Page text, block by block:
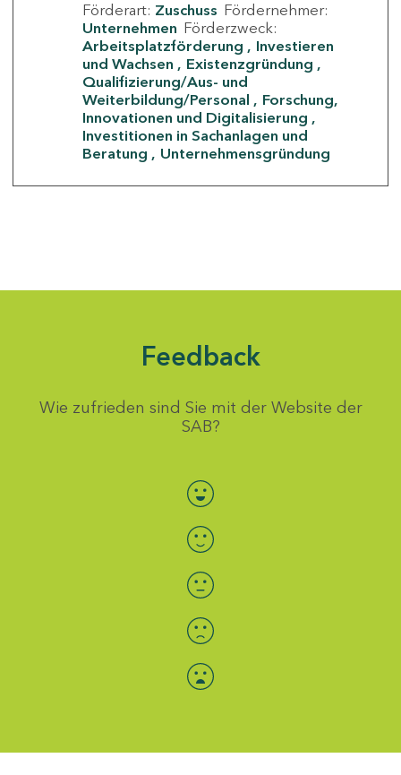
Förderart: Zuschuss Fördernehmer:
Unternehmen Förderzweck:
Arbeitsplatzförderung
Investieren
und Wachsen
Existenzgründung
Qualifizierung/Aus- und
Weiterbildung/Personal
Forschung,
Innovationen und Digitalisierung
Investitionen in Sachanlagen und
Beratung
Unternehmensgründung
Feedback
Wie zufrieden sind Sie mit der Website der
SAB?
Bewertung auswählen